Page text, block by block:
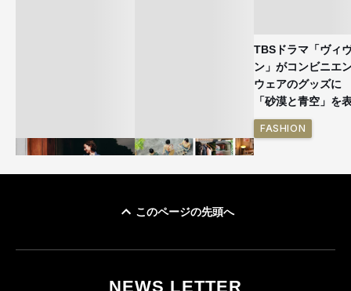
TBSドラマ「ヴィ
ン」がコンビニエ
ウェアのグッズ
「砂漠と青空」を
FASHION
このページの先頭へ
NEWS LETTER